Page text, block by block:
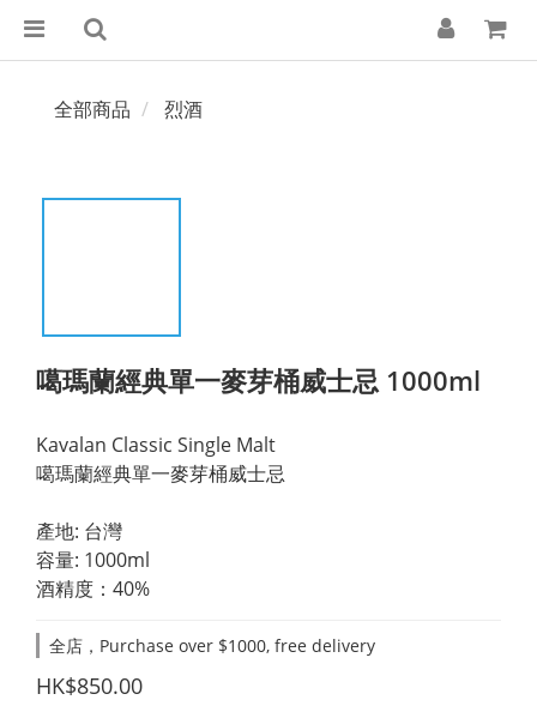
全部商品 烈酒
噶瑪蘭經典單一麥芽桶威士忌 1000ml
Kavalan Classic Single Malt
噶瑪蘭經典單一麥芽桶威士忌
產地: 台灣
容量: 1000ml
酒精度：40%
全店，Purchase over $1000, free delivery
HK$850.00